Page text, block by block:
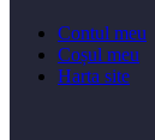
Contul meu
Coșul meu
Harta site